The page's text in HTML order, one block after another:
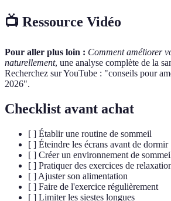
📺 Ressource Vidéo
Pour aller plus loin : Comment améliorer
naturellement, une analyse complète de la
Recherchez sur YouTube : "conseils pour
2026".
Checklist avant achat
[ ] Établir une routine de sommeil
[ ] Éteindre les écrans avant de dormir
[ ] Créer un environnement de
[ ] Pratiquer des exercices de
[ ] Ajuster son alimentation
[ ] Faire de l'exercice régulièrement
[ ] Limiter les siestes longues